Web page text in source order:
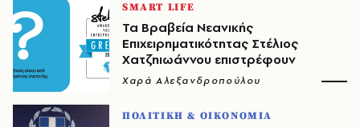
SMART LIFE
Τα Βραβεία Νεανικής
Επιχειρηματικότητας Στέλιος
Χατζηιωάννου επιστρέφουν
Χαρά Αλεξανδροπούλου
ΠΟΛΙΤΙΚΗ & ΟΙΚΟΝΟΜΙΑ